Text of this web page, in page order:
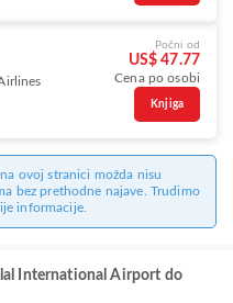
Počni od
US$ 47.77
Cena po osobi
Knjiga
ovoj stranici možda nisu
bez prethodne najave. Trudimo
informacije.
International Airport do